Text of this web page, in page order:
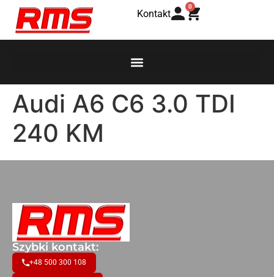
Kontakt
0
Audi A6 C6 3.0 TDI
240 KM
Szybki kontakt:
+48 500 300 108